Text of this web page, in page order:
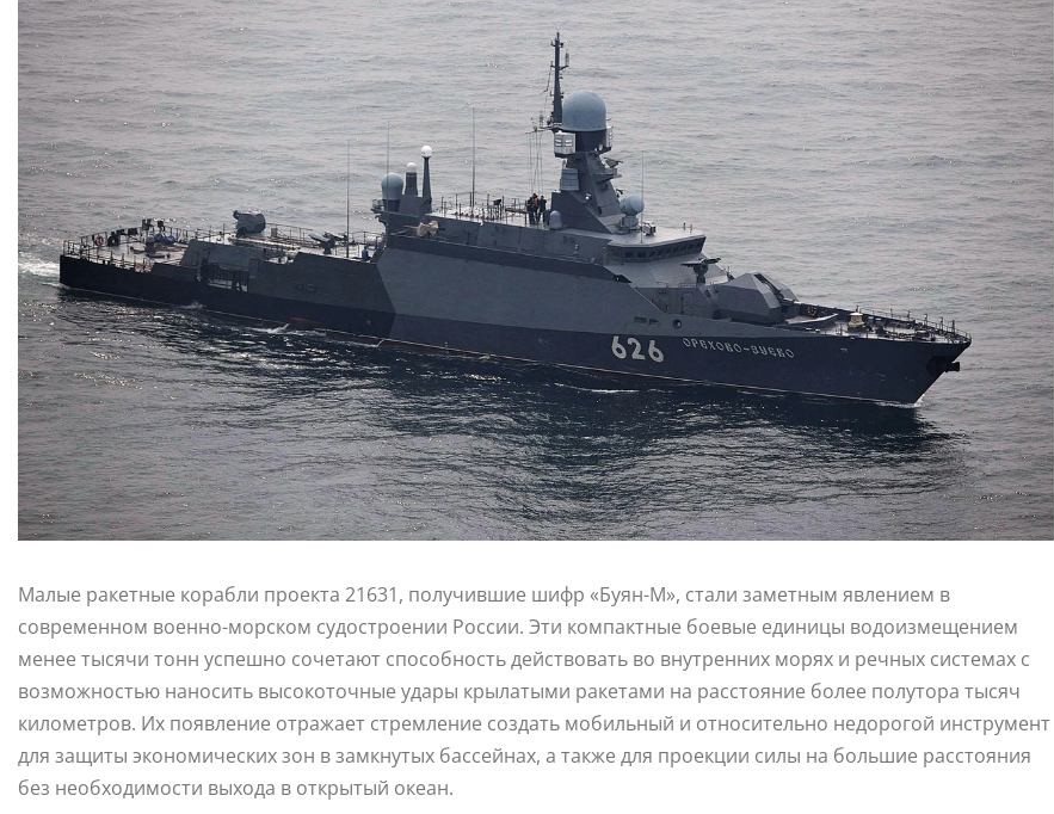
Малые ракетные корабли проекта 21631, получившие шифр «Буян-М», стали заметным явлением в
современном военно-морском судостроении России. Эти компактные боевые единицы водоизмещением
менее тысячи тонн успешно сочетают способность действовать во внутренних морях и речных системах с
возможностью наносить высокоточные удары крылатыми ракетами на расстояние более полутора тысяч
километров. Их появление отражает стремление создать мобильный и относительно недорогой инструмент
для защиты экономических зон в замкнутых бассейнах, а также для проекции силы на большие расстояния
без необходимости выхода в открытый океан.